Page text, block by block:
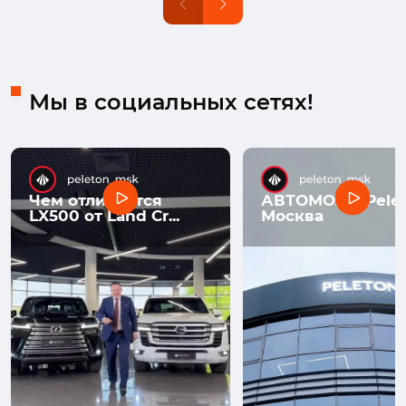
Мы в социальных сетях!
Чем отличается
LX500 от Land Cr...
АВТОМОЛЛ
Москва